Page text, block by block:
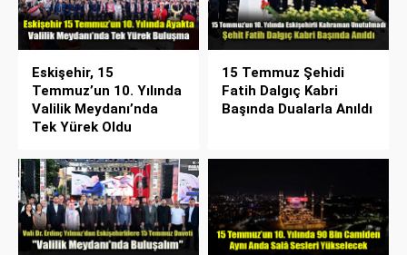
Eskişehir, 15
Temmuz’un 10. Yılında
Valilik Meydanı’nda
Tek Yürek Oldu
15 Temmuz Şehidi
Fatih Dalgıç Kabri
Başında Dualarla Anıldı